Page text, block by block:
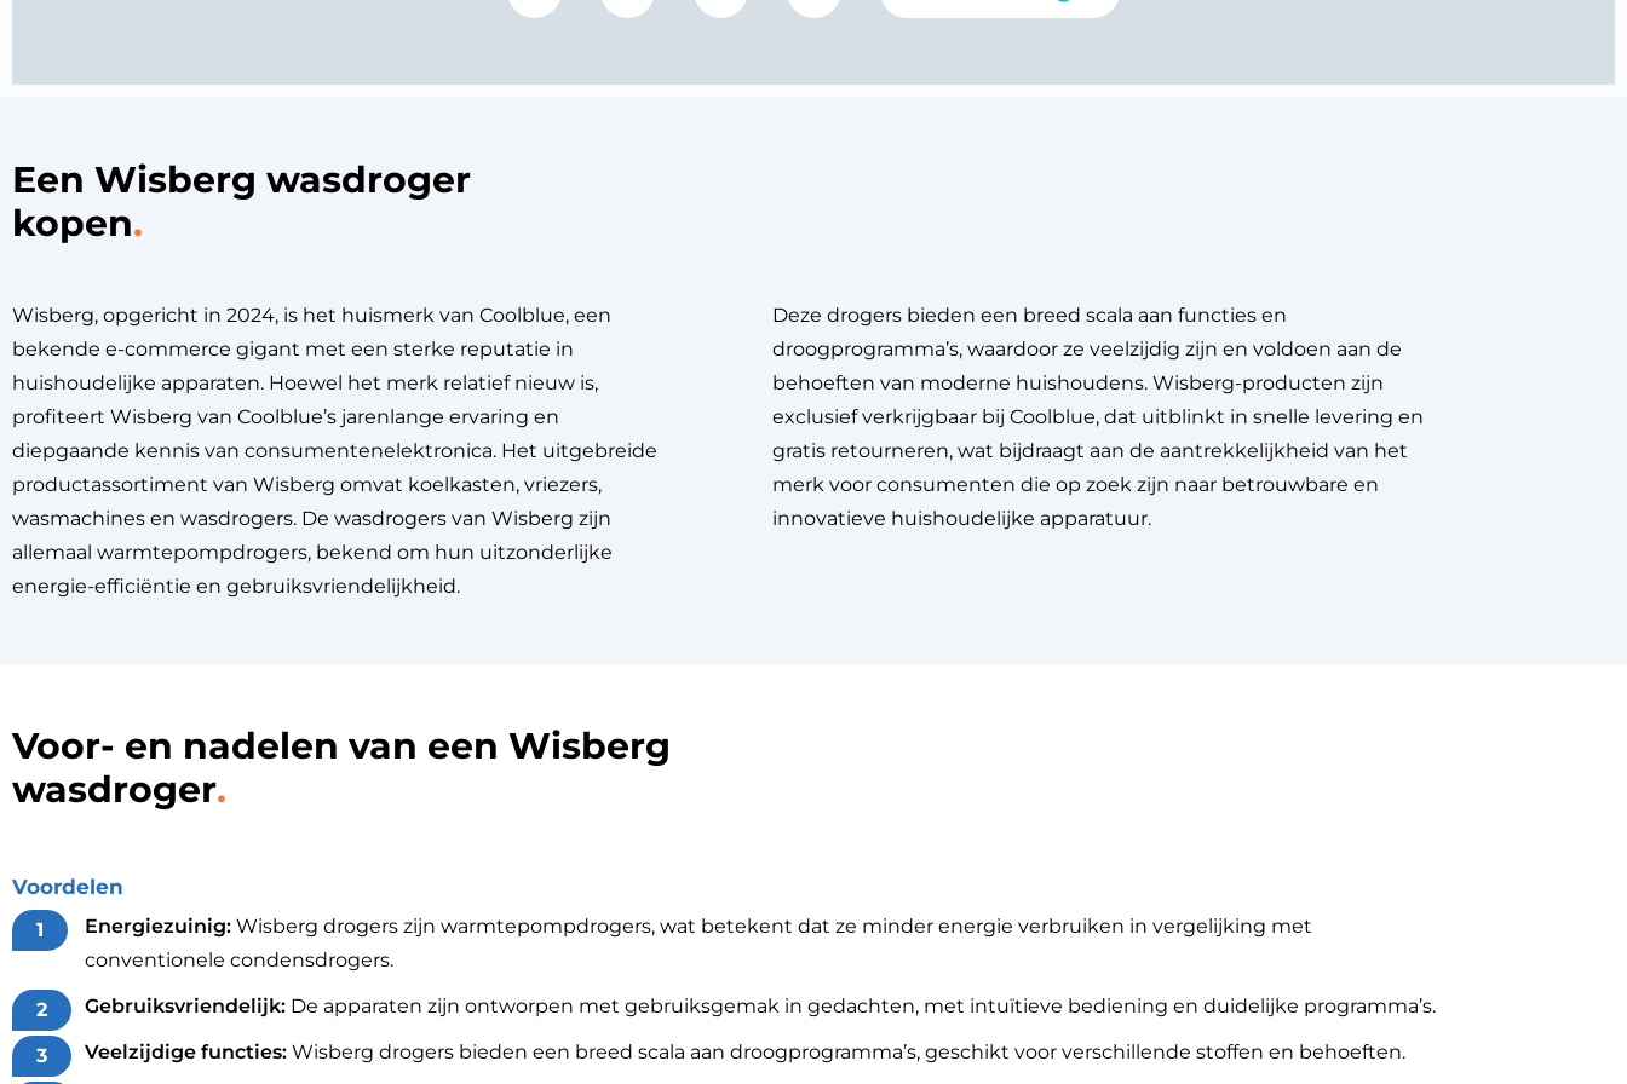
Een Wisberg wasdroger
kopen
Wisberg, opgericht in 2024, is het huismerk van Coolblue, een
bekende e-commerce gigant met een sterke reputatie in
huishoudelijke apparaten. Hoewel het merk relatief nieuw is,
profiteert Wisberg van Coolblue’s jarenlange ervaring en
diepgaande kennis van consumentenelektronica. Het uitgebreide
productassortiment van Wisberg omvat koelkasten, vriezers,
wasmachines en wasdrogers. De wasdrogers van Wisberg zijn
allemaal warmtepompdrogers, bekend om hun uitzonderlijke
energie-efficiëntie en gebruiksvriendelijkheid.
Deze drogers bieden een breed scala aan functies en
droogprogramma’s, waardoor ze veelzijdig zijn en voldoen aan de
behoeften van moderne huishoudens. Wisberg-producten zijn
exclusief verkrijgbaar bij Coolblue, dat uitblinkt in snelle levering en
gratis retourneren, wat bijdraagt aan de aantrekkelijkheid van het
merk voor consumenten die op zoek zijn naar betrouwbare en
innovatieve huishoudelijke apparatuur.
Voor- en nadelen van een Wisberg
wasdroger
Voordelen
Energiezuinig: Wisberg drogers zijn warmtepompdrogers, wat betekent dat ze minder energie verbruiken in vergelijking met
conventionele condensdrogers.
Gebruiksvriendelijk: De apparaten zijn ontworpen met gebruiksgemak in gedachten, met intuïtieve bediening en duidelijke programma’s.
Veelzijdige functies: Wisberg drogers bieden een breed scala aan droogprogramma’s, geschikt voor verschillende stoffen en behoeften.